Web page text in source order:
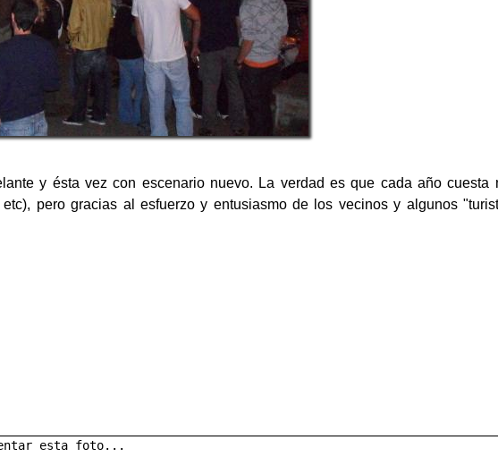
y ésta vez con escenario nuevo. La verdad es que cada año cuesta
pero gracias al esfuerzo y entusiasmo de los vecinos y algunos